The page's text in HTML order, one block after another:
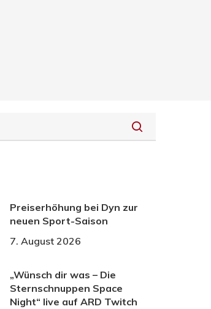
Preiserhöhung bei Dyn zur
neuen Sport-Saison
7. August 2026
„Wünsch dir was – Die
Sternschnuppen Space
Night“ live auf ARD Twitch